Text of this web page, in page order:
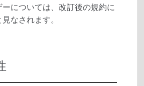
については、改訂後の規約に
なされます。